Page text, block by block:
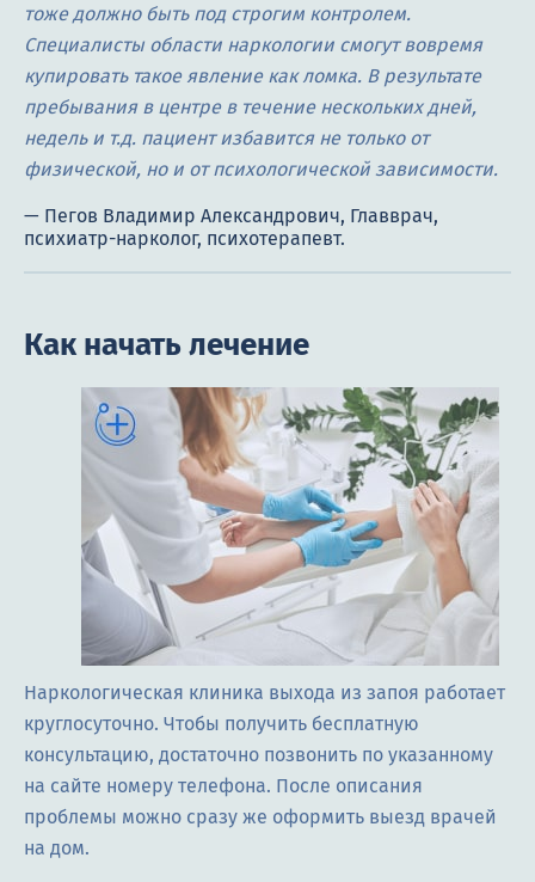
тоже должно быть под строгим контролем.
Специалисты области наркологии смогут вовремя
купировать такое явление как ломка. В результате
пребывания в центре в течение нескольких дней,
недель и т.д. пациент избавится не только от
физической, но и от психологической зависимости.
Как начать лечение
Наркологическая клиника выхода из запоя работает
круглосуточно. Чтобы получить бесплатную
консультацию, достаточно позвонить по указанному
на сайте номеру телефона. После описания
проблемы можно сразу же оформить выезд врачей
на дом.